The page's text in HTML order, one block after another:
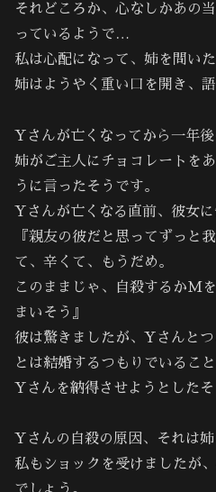
それどころか、心なしかあの
っているようで…
私は心配になって、姉を問いた
姉はようやく重い口を開き、
Yさんが亡くなってから一年後
姉がご主人にチョコレートを
うに言ったそうです。
Yさんが亡くなる直前、彼女に
『親友の彼だと思ってずっと
て、辛くて、もうだめ。
このままじゃ、自殺するかM
まいそう』
彼は驚きましたが、Yさんと
とは結婚するつもりでいること
Yさんを納得させようとした
Yさんの自殺の原因、それは姉
私もショックを受けましたが